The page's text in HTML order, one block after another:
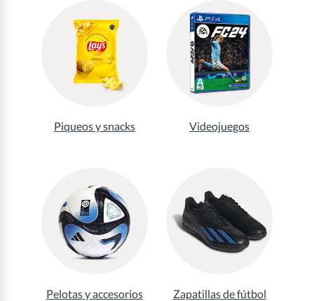
Piqueos y snacks Videojuegos
Pelotas y accesorios Zapatillas de fútbol